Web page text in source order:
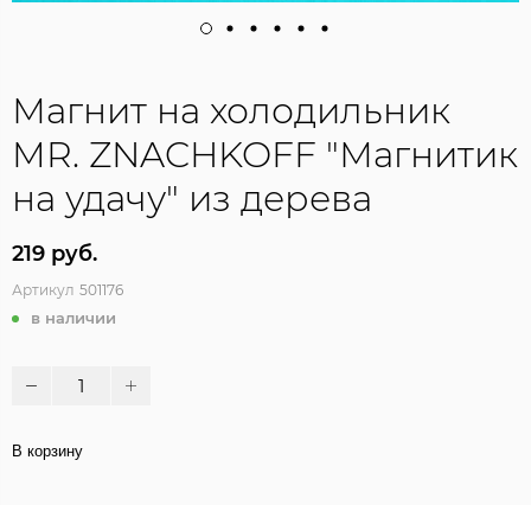
Магнит на холодильник
MR. ZNACHKOFF "Магнитик
на удачу" из дерева
219 руб.
Артикул 501176
в наличии
В корзину